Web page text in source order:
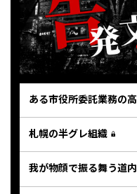
ある市役所委託業務の
札幌の半グレ組織
我が物顔で振る舞う道